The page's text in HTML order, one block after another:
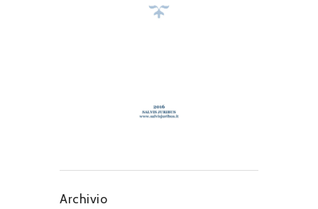
Archivio